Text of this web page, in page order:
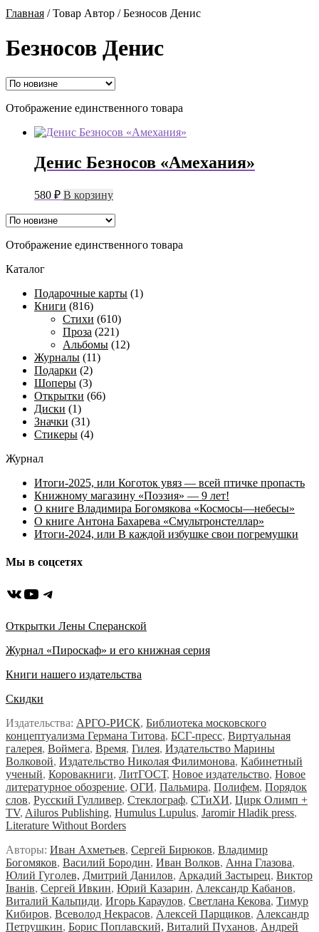
Главная /Товар Автор /Безносов Денис
Безносов Денис
Отображение единственного товара
Денис Безносов «Амехания»
580 ₽ В корзину
Отображение единственного товара
Каталог
Подарочные карты (1)
Книги (816)
Стихи (610)
Проза (221)
Альбомы (12)
Журналы (11)
Подарки (2)
Шоперы (3)
Открытки (66)
Диски (1)
Значки (31)
Стикеры (4)
Журнал
Итоги-2025, или Коготок увяз — всей птичке пропасть
Книжному магазину «Поэзия» — 9 лет!
О книге Владимира Богомякова «Космосы—небесы»
О книге Антона Бахарева «Смультронстеллар»
Итоги-2024, или В каждой избушке свои погремушки
Мы в соцсетях
ВКонтакте
YouTube
Telegram
Открытки Лены Сперанской
Журнал «Пироскаф» и его книжная серия
Книги нашего издательства
Скидки
Издательства: АРГО-РИСК, Библиотека московского
концептуализма Германа Титова, БСГ-пресс, Виртуальная
галерея, Воймега, Время, Гилея, Издательство Марины
Волковой, Издательство Николая Филимонова, Кабинетный
ученый, Коровакниги, ЛитГОСТ, Новое издательство, Новое
литературное обозрение, ОГИ, Пальмира, Полифем, Порядок
слов, Русский Гулливер, Стеклограф, СТиХИ, Цирк Олимп +
TV, Ailuros Publishing, Humulus Lupulus, Jaromir Hladik press,
Literature Without Borders
Авторы: Иван Ахметьев, Сергей Бирюков, Владимир
Богомяков, Василий Бородин, Иван Волков, Анна Глазова,
Юлий Гуголев, Дмитрий Данилов, Аркадий Застырец, Виктор
Iванiв, Сергей Ивкин, Юрий Казарин, Александр Кабанов,
Виталий Кальпиди, Игорь Караулов, Светлана Кекова, Тимур
Кибиров, Всеволод Некрасов, Алексей Парщиков, Александр
Петрушкин, Борис Поплавский, Виталий Пуханов, Андрей